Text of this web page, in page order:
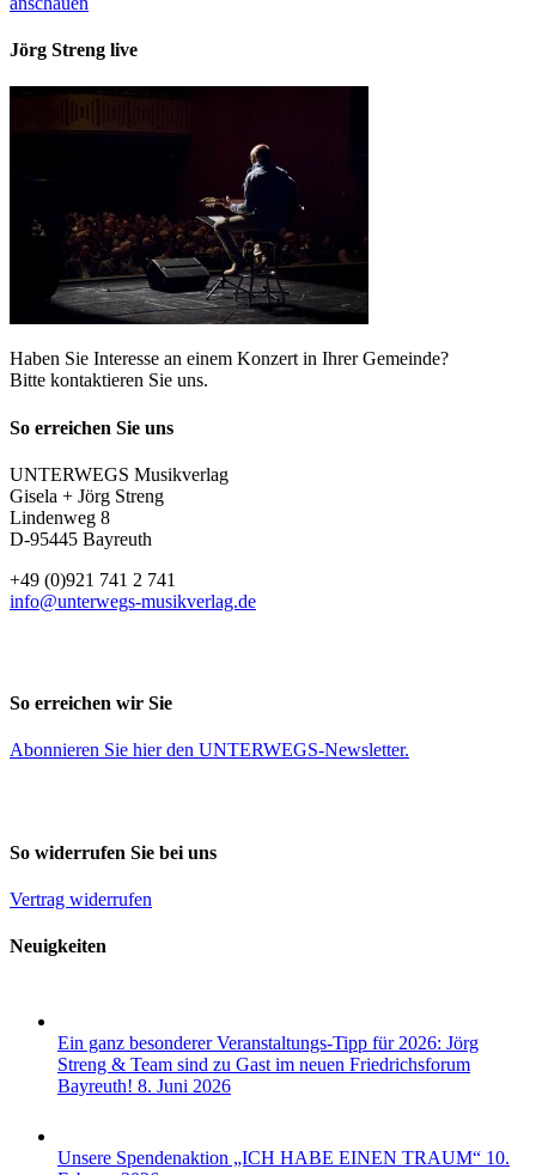
Jörg Streng live
Haben Sie Interesse an einem Konzert in Ihrer Gemeinde?
Bitte kontaktieren Sie uns.
So erreichen Sie uns
UNTERWEGS Musikverlag
Gisela + Jörg Streng
Lindenweg 8
D-95445 Bayreuth
+49 (0)921 741 2 741
info@unterwegs-musikverlag.de
So erreichen wir Sie
Abonnieren Sie hierden UNTERWEGS-Newsletter.
So widerrufen Sie bei uns
Vertrag widerrufen
Neuigkeiten
Ein ganz besonderer Veranstaltungs-Tipp für 2026: Jörg
Streng & Team sind zu Gast im neuen Friedrichsforum
Bayreuth! 8. Juni 2026
Unsere Spendenaktion „ICH HABE EINEN TRAUM“ 10.